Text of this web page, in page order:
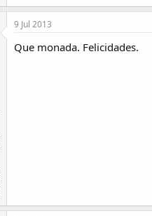
9 Jul 2013
Que monada. Felicidades.